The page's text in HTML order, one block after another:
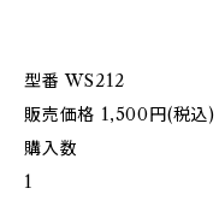
型番 WS212
販売価格 1,500円(税込)
購入数
1